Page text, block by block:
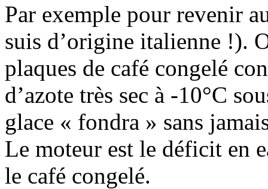
Par exemple pour revenir
suis d’origine italienne !).
plaques de café congelé
d’azote très sec à -10°C
glace « fondra » sans
Le moteur est le déficit en
le café congelé.